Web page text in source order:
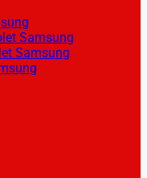
Samsung
Samsung